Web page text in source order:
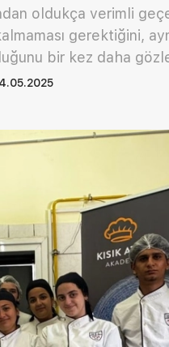
oldukça verimli
gerektiğini,
bir kez daha